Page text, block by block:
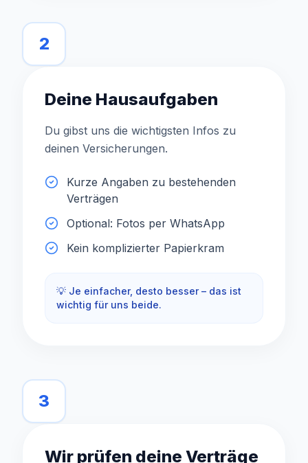
2
Deine Hausaufgaben
Du gibst uns die wichtigsten Infos zu
deinen Versicherungen.
Kurze Angaben zu bestehenden
Verträgen
Optional: Fotos per WhatsApp
Kein komplizierter Papierkram
💡 Je einfacher, desto besser – das ist
wichtig für uns beide.
3
Wir prüfen deine Verträge